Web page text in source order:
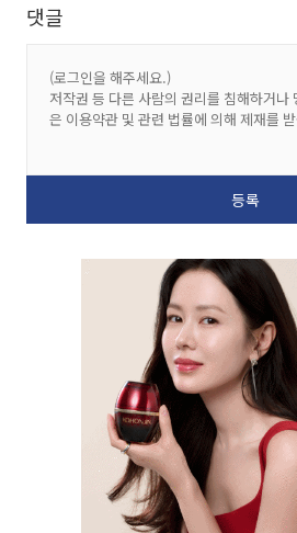
댓글